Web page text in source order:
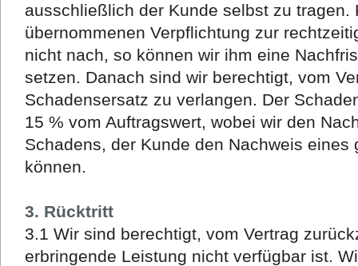
ausschließlich der Kunde selbst zu tragen.
übernommenen Verpflichtung zur
nicht nach, so können wir ihm eine
setzen. Danach sind wir berechtigt, vom
Schadensersatz zu verlangen. Der
15 % vom Auftragswert, wobei wir den
Schadens, der Kunde den Nachweis
können.
3. Rücktritt
3.1 Wir sind berechtigt, vom Vertrag
erbringende Leistung nicht verfügbar ist.